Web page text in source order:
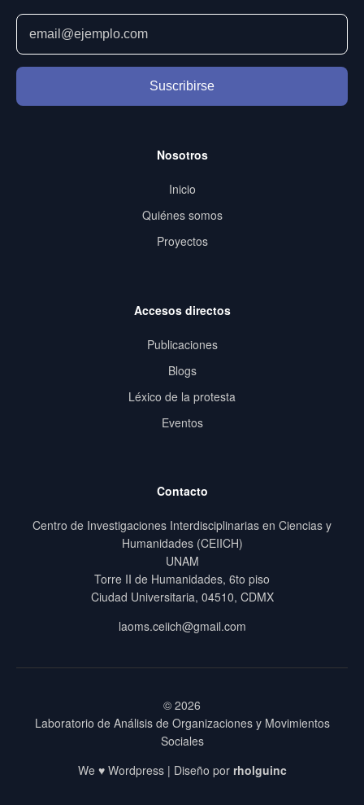
Suscribirse
Nosotros
Inicio
Quiénes somos
Proyectos
Accesos directos
Publicaciones
Blogs
Léxico de la protesta
Eventos
Contacto
Centro de Investigaciones Interdisciplinarias en Ciencias y
Humanidades (CEIICH)
UNAM
Torre II de Humanidades, 6to piso
Ciudad Universitaria, 04510, CDMX
laoms.ceiich@gmail.com
© 2026
Laboratorio de Análisis de Organizaciones y Movimientos
Sociales
We ♥ Wordpress | Diseño por rholguinc